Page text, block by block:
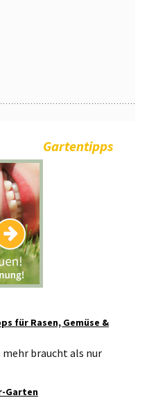
Gartentipps
für Rasen, Gemüse &
mehr braucht als nur
Garten